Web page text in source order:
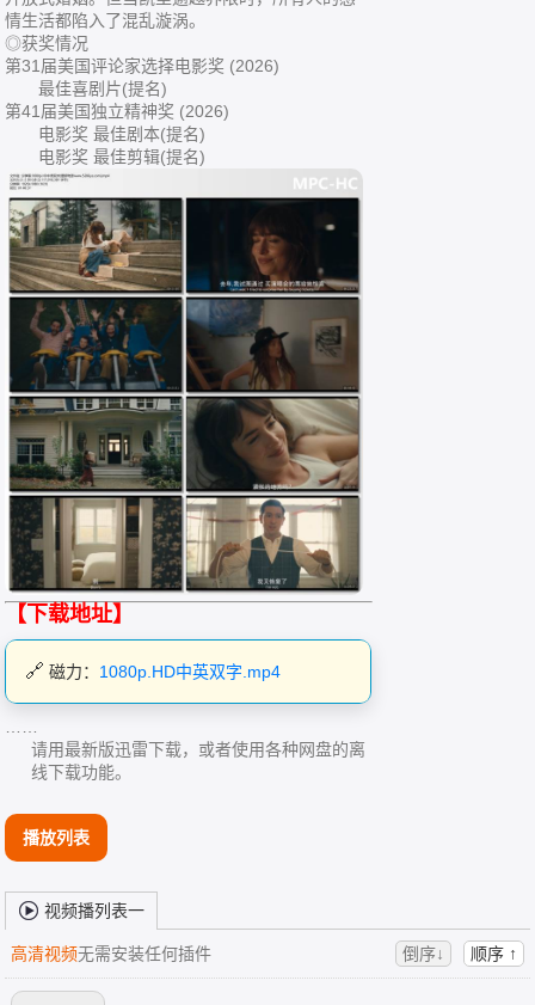
情生活都陷入了混乱漩涡。
◎获奖情况
第31届美国评论家选择电影奖 (2026)
最佳喜剧片(提名)
第41届美国独立精神奖 (2026)
电影奖 最佳剧本(提名)
电影奖 最佳剪辑(提名)
【下载地址】
磁力： 1080p.HD中英双字.mp4
……
请用最新版迅雷下载，或者使用各种网盘的离
线下载功能。
播放列表
视频播列表一
高清视频无需安装任何插件 倒序↓ 顺序 ↑